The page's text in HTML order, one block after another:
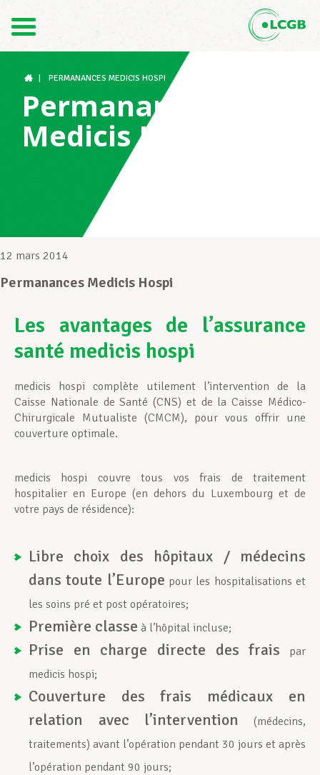
DE
Le LCGB
Structures syndicales
Assistance au Travail
Assistance en vie privée
Développement professionnel
PERMANANCES MEDICIS HOSPI
Permanances
Medicis Hospi
12 mars 2014
Permanances Medicis Hospi
Les avantages de l’assurance
santé medicis hospi
medicis hospi complète utilement l’intervention de la
Caisse Nationale de Santé (CNS) et de la Caisse Médico-
Chirurgicale Mutualiste (CMCM), pour vous offrir une
couverture optimale.
medicis hospi couvre tous vos frais de traitement
hospitalier en Europe (en dehors du Luxembourg et de
votre pays de résidence):
Libre choix des hôpitaux / médecins
dans toute l’Europe pour les hospitalisations et
les soins pré et post opératoires;
Première classe à l’hôpital incluse;
Prise en charge directe des frais par
medicis hospi;
Couverture des
frais médicaux en
relation avec l’intervention (médecins,
traitements) avant l’opération pendant 30 jours et après
l’opération pendant 90 jours;